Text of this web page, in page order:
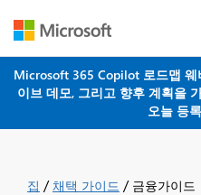
Microsoft 365 Copilot 로드맵
이브 데모, 그리고 향후 계획을
오늘 등
집 /채택 가이드 / 금융가이드